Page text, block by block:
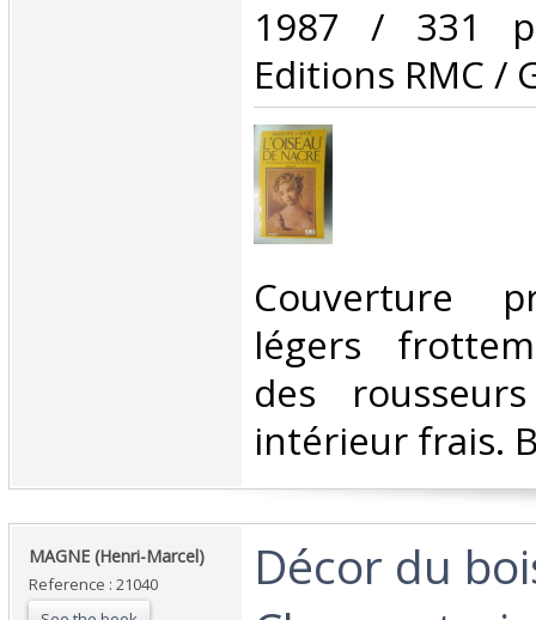
‎1987 / 331
Editions RMC /
‎Couverture
légers
des
intérieur frais.
‎MAGNE (Henri-Marcel)‎
Reference : 21040
‎Décor du